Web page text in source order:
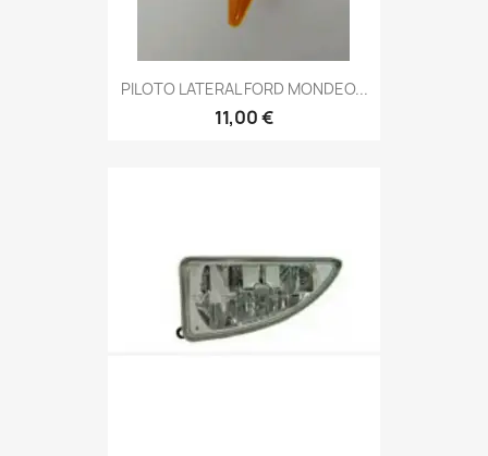
PILOTO LATERAL FORD MONDEO...
11,00 €